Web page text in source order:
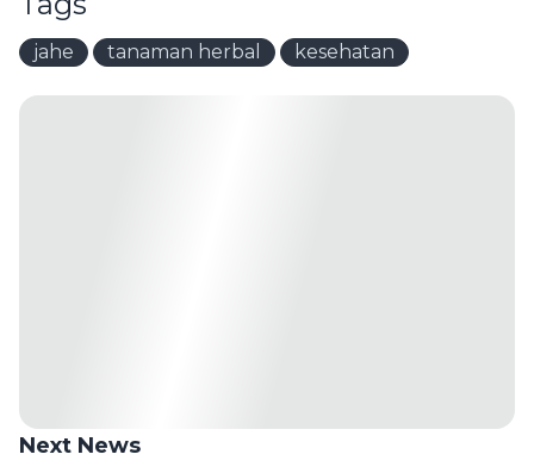
jahe tanaman herbal kesehatan
Next News